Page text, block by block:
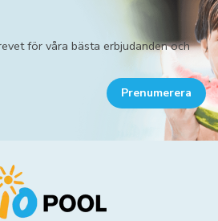
för våra bästa erbjudanden och
Prenumerera